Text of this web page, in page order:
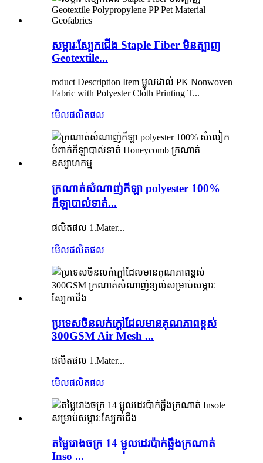
សម្ភារៈស្បែកជើង Staple Fiber មិនត្បាញ
Geotextile...
roduct Description Item ម្ជុលដាល់ PK Nonwoven
Fabric with Polyester Cloth Printing T...
មើលផលិតផល
ក្រណាត់សំណាញ់កីឡា polyester 100%
កីឡាបាល់ទាត់...
ផលិតផល 1.Mater...
មើលផលិតផល
ប្រទេសចិនលក់ក្តៅដែលមានគុណភាពខ្ពស់
300GSM Air Mesh ...
ផលិតផល 1.Mater...
មើលផលិតផល
តម្លៃរោងចក្រ 14 ម្ជុលដេរប៉ាក់ឆ្អឹងក្រណាត់
Inso ...